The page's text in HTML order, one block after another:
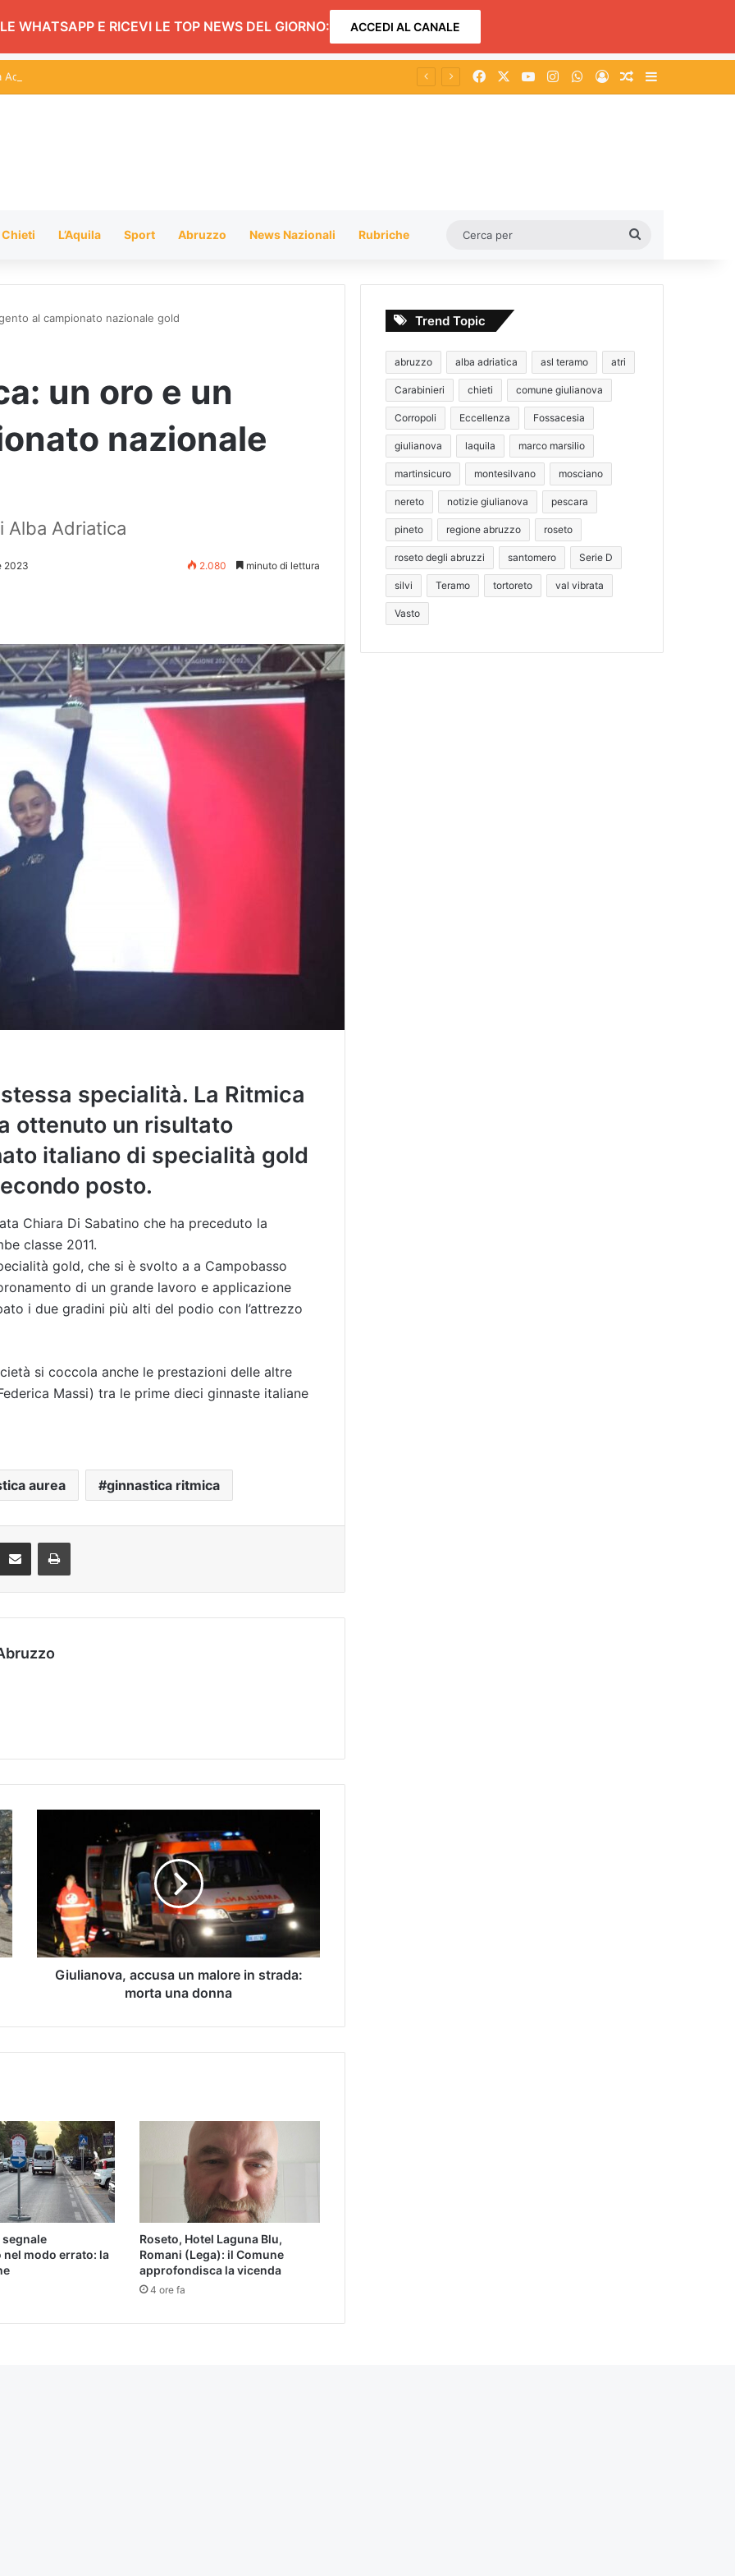
WHATSAPP E RICEVI LE TOP NEWS DEL GIORNO: ACCEDI AL CANALE
al 118 di Pescara una moto medica dedicata a Giampiero Panzino Facebook You TubeInstagramWhatsApp
AccediUn articolo a
Chieti L’Aquila Sport Abruzzo News Nazionali Rubriche
al campionato nazionale gold
un oro e un
nazionale
Alba Adriatica
2023 2.080 minuto di lettura
specialità. La Ritmica
ottenuto un risultato
italiano di specialità gold
posto.
Chiara Di Sabatino che ha preceduto la
classe 2011.
gold, che si è svolto a a Campobasso
di un grande lavoro e applicazione
i due gradini più alti del podio con l’attrezzo
si coccola anche le prestazioni delle altre
Massi) tra le prime dieci ginnaste italiane
aurea ginnastica ritmica
Giulianova, accusa un malore in strada:
morta una donna
modo errato: la
Roseto, Hotel Laguna Blu,
Romani (Lega): il Comune
approfondisca la vicenda
4 ore fa
Trend Topic
abruzzo alba adriatica asl teramo atri
Carabinieri chieti comune giulianova
Corropoli Eccellenza Fossacesia
giulianova laquila marco marsilio
martinsicuro montesilvano mosciano
nereto notizie giulianova pescara
pineto regione abruzzo roseto
roseto degli abruzzi santomero Serie D
silvi Teramo tortoreto val vibrata
Vasto